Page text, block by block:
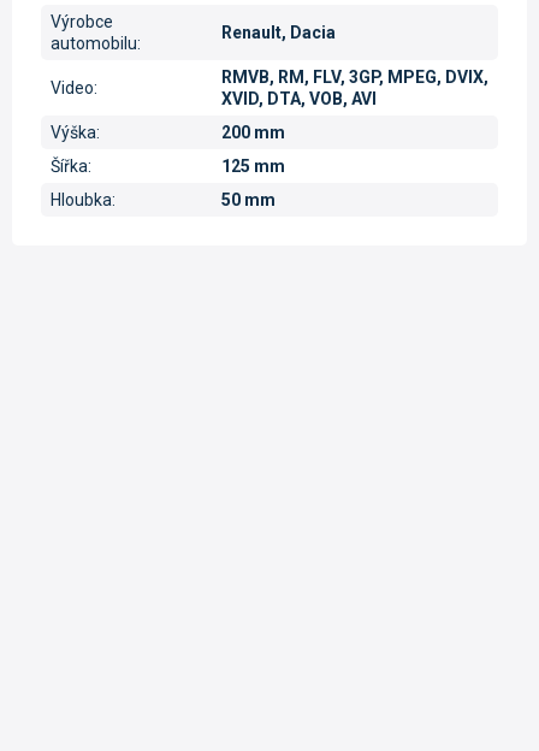
Výrobce
automobilu:
Renault, Dacia
Video:
RMVB, RM, FLV, 3GP, MPEG, DVIX,
XVID, DTA, VOB, AVI
Výška:
200 mm
Šířka:
125 mm
Hloubka: 50 mm